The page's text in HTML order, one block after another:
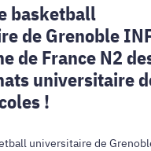
basketball
de Grenoble
de France N2
universitaire
!
universitaire de